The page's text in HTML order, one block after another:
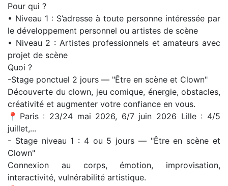
Pour qui ?
• Niveau 1 : S’adresse à toute personne intéressée par
le développement personnel ou artistes de scène
• Niveau 2 : Artistes professionnels et amateurs avec
projet de scène
Quoi ?
-Stage ponctuel 2 jours — "Être en scène et Clown"
Découverte du clown, jeu comique, énergie, obstacles,
créativité et augmenter votre confiance en vous.
📍Paris : 23/24 mai 2026, 6/7 juin 2026 Lille : 4/5
juillet,...
- Stage niveau 1 : 4 ou 5 jours — "Être en scène et
Clown"
Connexion au corps, émotion, improvisation,
interactivité, vulnérabilité artistique.